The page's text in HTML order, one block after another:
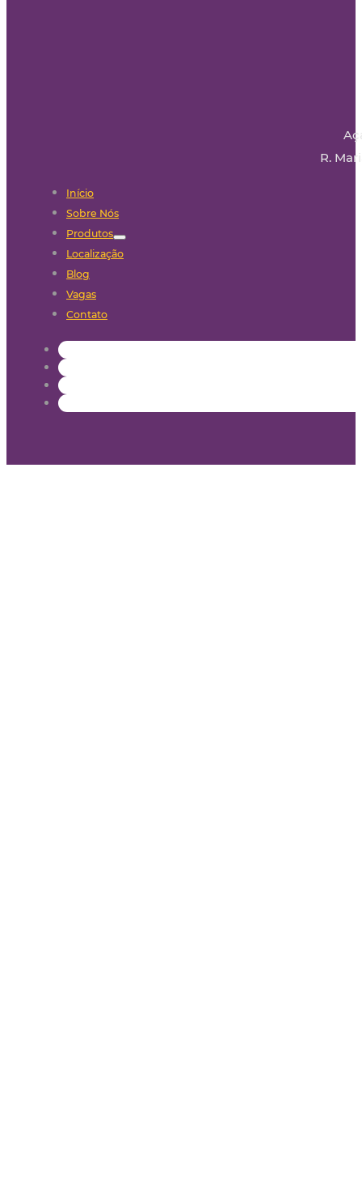
R.
Início
Sobre Nós
Produtos
Localização
Blog
Vagas
Contato